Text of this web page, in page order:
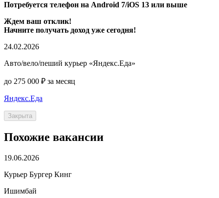
Потребуется телефон на Android 7/iOS 13 или выше
Ждем ваш отклик!
Начните получать доход уже сегодня!
24.02.2026
Авто/вело/пеший курьер «Яндекс.Еда»
до 275 000 ₽ за месяц
Яндекс.Еда
Закрыта
Похожие вакансии
19.06.2026
Курьер Бургер Кинг
Ишимбай